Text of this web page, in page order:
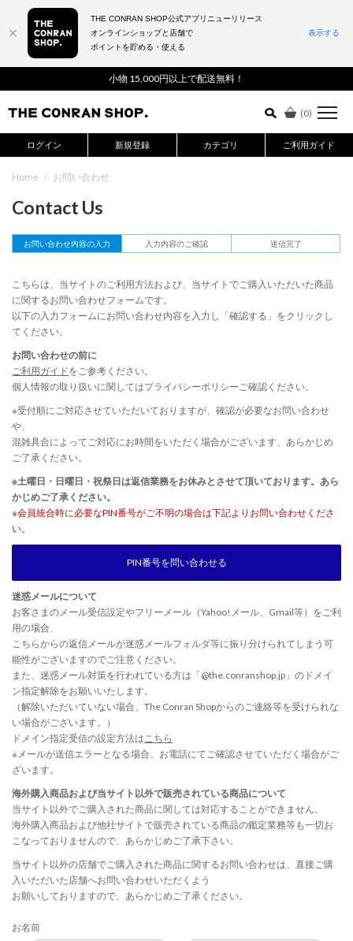
小物 15,000円以上で配送無料！
(0)
ログイン 新規登録 カテゴリ ご利用ガイド
詳細検索はこちら
Home / お問い合わせ
Contact Us
お問い合わせ内容の入力 入力内容のご確認 送信完了
こちらは、当サイトのご利用方法および、当サイトでご購入いただいた商品
に関するお問い合わせフォームです。
以下の入力フォームにお問い合わせ内容を入力し「確認する」をクリックし
てください。
お問い合わせの前に
ご利用ガイドをご参考ください。
個人情報の取り扱いに関してはプライバシーポリシーご確認ください。
※受付順にご対応させていただいておりますが、確認が必要なお問い合わせ
や、
混雑具合によってご対応にお時間をいただく場合がございます、あらかじめ
ご了承ください。
※土曜日・日曜日・祝祭日は返信業務をお休みとさせて頂いております。あら
かじめご了承ください。
※会員統合時に必要なPIN番号がご不明の場合は下記よりお問い合わせくださ
い。
PIN番号を問い合わせる
迷惑メールについて
お客さまのメール受信設定やフリーメール（Yahoo!メール、Gmail等）をご利
用の場合、
こちらからの返信メールが迷惑メールフォルダ等に振り分けられてしまう可
能性がございますのでご注意ください。
また、迷惑メール対策を行われている方は「@the.conranshop.jp」のドメイ
ン指定解除をお願いいたします。
（解除いただいていない場合、The Conran Shopからのご連絡等を受けられな
い場合がございます。）
ドメイン指定受信の設定方法はこちら
※メールが送信エラーとなる場合、お電話にてご確認させていただく場合がご
ざいます。
海外購入商品および当サイト以外で販売されている商品について
当サイト以外でご購入された商品に関しては対応することができません。
海外購入商品および他社サイトで販売されている商品の鑑定業務等も一切お
こなっておりませんので、あらかじめご了承下さい。
当サイト以外の店舗でご購入された商品に関するお問い合わせは、直接ご購
入いただいた店舗へお問い合わせいただくよう
お願いしておりますので、あらかじめご了承ください。
お名前
THE CONRAN SHOP公式アプリニューリリース
オンラインショップと店舗で
ポイントを貯める・使える
表示する